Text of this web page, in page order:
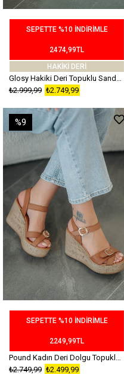
SEPETTE %10 İNDİRİMLE
2474,99TL
HAKİKİ DERİ
Glosy Hakiki Deri Topuklu Sandalet Kahverengi
₺2.749,99
₺2.999,99
SEPETTE %10 İNDİRİMLE
2249,99TL
Pound Kadın Deri Dolgu Topuklu Sandalet Taba
₺2.499,99
₺2.749,99
%9